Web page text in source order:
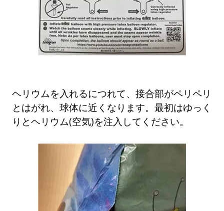
ヘリウムを入れるにつれて、接合部がペリペリ
とはがれ、球体に近くなります。最初はゆっく
りとヘリウム(空気)を注入してください。